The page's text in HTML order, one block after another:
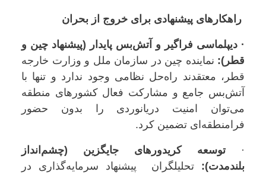
راهکارهای پیشنهادی برای خروج از بحران
· دیپلماسی فراگیر و آتش‌بس پایدار (پیشنهاد چین و
قطر):نماینده چین در سازمان ملل و وزارت خارجه
قطر، معتقدند راه‌حل نظامی وجود ندارد و تنها با
آتش‌بس جامع و مشارکت فعال کشورهای منطقه
می‌توان امنیت دریانوردی را بدون حضور
فرامنطقه‌ای تضمین کرد.
توسعه کریدورهای جایگزین (چشم‌انداز
بلندمدت):تحلیلگران پیشنهاد سرمایه‌گذاری در